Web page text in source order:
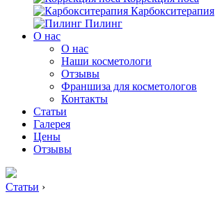
Карбокситерапия
Пилинг
O нас
O нас
Наши косметологи
Отзывы
Франшиза для косметологов
Контакты
Статьи
Галерея
Цены
Отзывы
Статьи ›